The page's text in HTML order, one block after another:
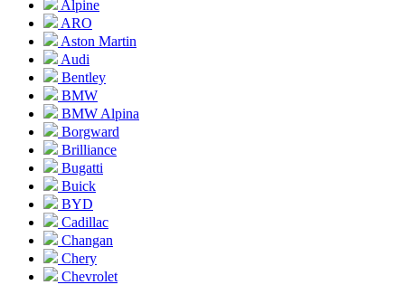
Alpine
ARO
Aston Martin
Audi
Bentley
BMW
BMW Alpina
Borgward
Brilliance
Bugatti
Buick
BYD
Cadillac
Changan
Chery
Chevrolet